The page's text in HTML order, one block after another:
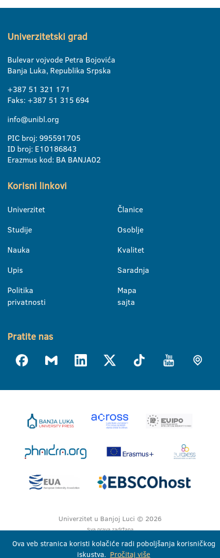
Univerzitetski grad
Bulevar vojvode Petra Bojovića
Banja Luka, Republika Srpska
+387 51 321 171
Faks: +387 51 315 694
info@unibl.org
PIC broj: 995591705
ID broj: E10186843
Erazmus kod: BA BANJA02
Korisni linkovi
Univerzitet
Studije
Nauka
Upis
Politika
privatnosti
Članice
Osoblje
Kvalitet
Saradnja
Mapa
sajta
Pratite nas
Univerzitet u Banjoj Luci © 2026
Sva prava zadržana
Ova veb stranica koristi kolačiće radi poboljšanja korisničkog
iskustva. Pročitaj više